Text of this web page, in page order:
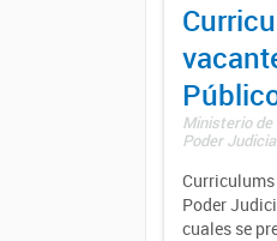
Ministerio
Poder
Poder
cuales se